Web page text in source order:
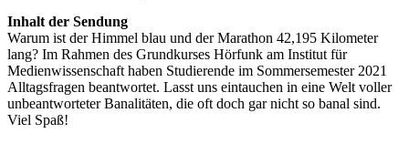
Inhalt der Sendung
Warum ist der Himmel blau und der Marathon 42,195 Kilometer
lang? Im Rahmen des Grundkurses Hörfunk am Institut für
Medienwissenschaft haben Studierende im Sommersemester 2021
Alltagsfragen beantwortet. Lasst uns eintauchen in eine Welt voller
unbeantworteter Banalitäten, die oft doch gar nicht so banal sind.
Viel Spaß!